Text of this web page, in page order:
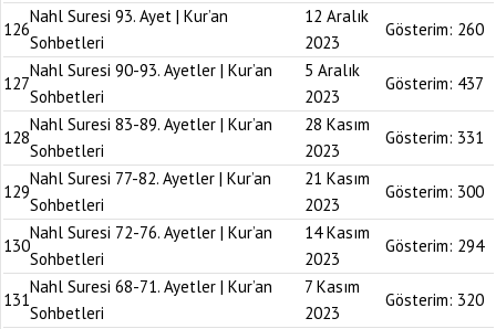
126
Nahl Suresi 93. Ayet | Kur’an
Sohbetleri
12 Aralık
2023
Gösterim: 260
127
Nahl Suresi 90-93. Ayetler | Kur’an
Sohbetleri
5 Aralık
2023
Gösterim: 437
128
Nahl Suresi 83-89. Ayetler | Kur’an
Sohbetleri
28 Kasım
2023
Gösterim: 331
129
Nahl Suresi 77-82. Ayetler | Kur’an
Sohbetleri
21 Kasım
2023
Gösterim: 300
130
Nahl Suresi 72-76. Ayetler | Kur’an
Sohbetleri
14 Kasım
2023
Gösterim: 294
131
Nahl Suresi 68-71. Ayetler | Kur’an
Sohbetleri
7 Kasım
2023
Gösterim: 320